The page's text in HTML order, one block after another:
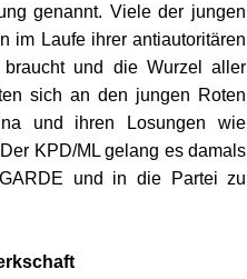
genannt. Viele der jungen
im Laufe ihrer antiautoritären
und die Wurzel aller
sich an den jungen Roten
und ihren Losungen wie
KPD/ML gelang es damals
und in die Partei zu